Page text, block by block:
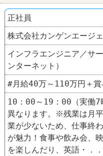
正社員
株式会社カンゲンエージ
インフラエンジニア／サ
ンターネット）
#月給40万～110万円＋賞
10：00～19：00（実働7
異なります。※残業は月
業が少ないため、仕事終
が魅力！食事や飲み会、
を楽しんだり、英語・．．